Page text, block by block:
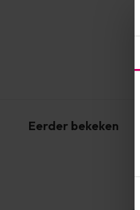
Eerder bekeken